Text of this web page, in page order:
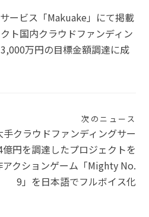
ービス「Makuake」にて掲載
ト国内クラウドファンディン
万円の目標金額調達に成
次のニュース
手クラウドファンディングサー
円を調達したプロジェクトを
クションゲーム「Mighty No.
9」を日本語でフルボイス化